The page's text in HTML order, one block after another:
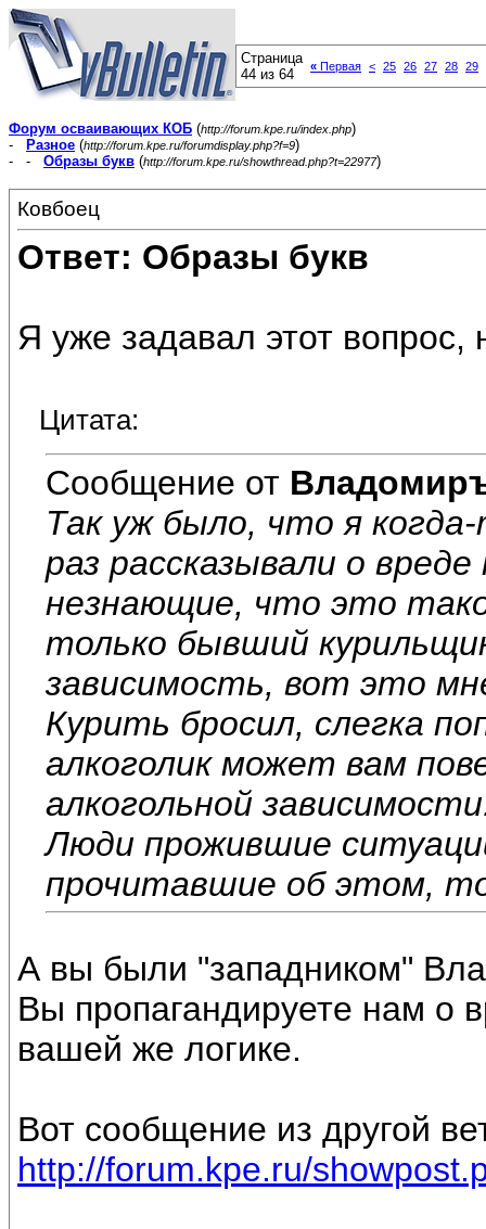
Страница
44 из 64
« Первая < 25 26 27 28 29
Форум осваивающих КОБ (http://forum.kpe.ru/index.php)
-
Разное (http://forum.kpe.ru/forumdisplay.php?f=9)
- - Образы букв (http://forum.kpe.ru/showthread.php?t=22977)
Ковбоец
Ответ: Образы букв
Я уже задавал этот вопрос,
Цитата:
Сообщение от
Так уж было, что я
раз рассказывали о
незнающие, что это
только бывший
зависимость, вот это
Курить бросил, слегка
алкоголик может вам
алкогольной
Люди прожившие
прочитавшие об этом,
А вы были "западником"
Вы пропагандируете нам о
вашей же логике.
Вот сообщение из другой
http://forum.kpe.ru/